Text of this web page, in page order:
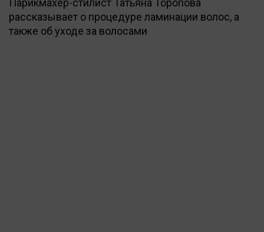
Парикмахер-стилист Татьяна Торопова
рассказывает о процедуре ламинации волос, а
также об уходе за волосами